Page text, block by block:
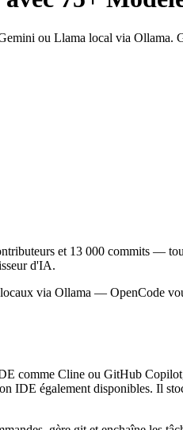
ou Llama local via Ollama.
et 13 000 commits —
d'IA.
via Ollama — OpenCode
comme Cline ou GitHub
également disponibles. Il